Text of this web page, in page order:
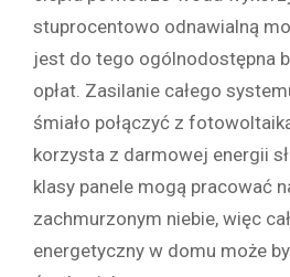
stuprocentowo odnawialną
jest do tego ogólnodostępna
opłat. Zasilanie całego
śmiało połączyć z
korzysta z darmowej energii
klasy panele mogą pracować
zachmurzonym niebie, więc
energetyczny w domu może